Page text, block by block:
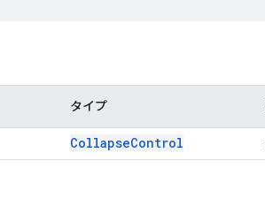
タイプ
CollapseControl